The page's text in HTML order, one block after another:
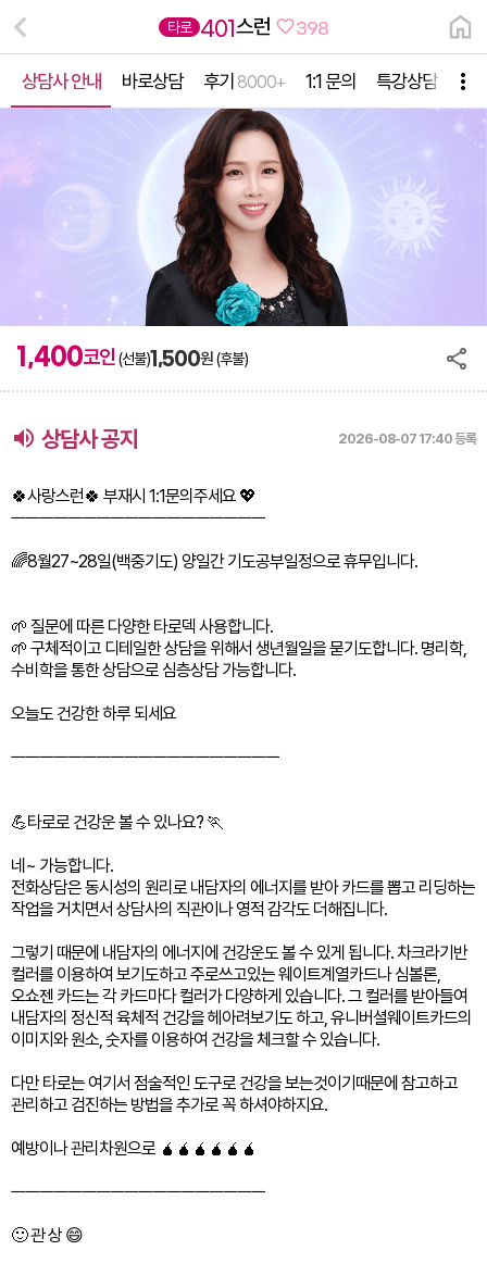
타로 401스런 398
상담사 안내 바로상담 후기 8000+ 1:1 문의 특강상담 선
1,400코인(선불)1,500원(후불)
volume_up 상담사 공지 2026-08-07 17:40 등록
🍀사랑스런🍀 부재시 1:1문의주세요 💖
ㅡㅡㅡㅡㅡㅡㅡㅡㅡㅡㅡㅡㅡㅡㅡㅡㅡㅡ
🌈8월27~28일(백중기도) 양일간 기도공부일정으로 휴무입니다.
🌱 질문에 따른 다양한 타로덱 사용합니다.
🌱 구체적이고 디테일한 상담을 위해서 생년월일을 묻기도합니다. 명리학,
수비학을 통한 상담으로 심층상담 가능합니다.
오늘도 건강한 하루 되세요
ㅡㅡㅡㅡㅡㅡㅡㅡㅡㅡㅡㅡㅡㅡㅡㅡㅡㅡㅡ
💪타로로 건강운 볼 수 있나요? 🏃
네~ 가능합니다.
전화상담은 동시성의 원리로 내담자의 에너지를 받아 카드를 뽑고 리딩하는
작업을 거치면서 상담사의 직관이나 영적 감각도 더해집니다.
그렇기 때문에 내담자의 에너지에 건강운도 볼 수 있게 됩니다. 차크라기반
컬러를 이용하여 보기도하고 주로쓰고있는 웨이트계열카드나 심볼론,
오쇼젠 카드는 각 카드마다 컬러가 다양하게 있습니다. 그 컬러를 받아들여
내담자의 정신적 육체적 건강을 헤아려보기도 하고, 유니버셜웨이트카드의
이미지와 원소, 숫자를 이용하여 건강을 체크할 수 있습니다.
다만 타로는 여기서 점술적인 도구로 건강을 보는것이기때문에 참고하고
관리하고 검진하는 방법을 추가로 꼭 하셔야하지요.
예방이나 관리차원으로 🧉🧉🧉🧉🧉🧉
ㅡㅡㅡㅡㅡㅡㅡㅡㅡㅡㅡㅡㅡㅡㅡㅡㅡㅡ
🙂 관 상 😄